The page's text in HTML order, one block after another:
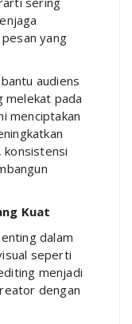
yang
audiens
melekat pada
menciptakan
konsistensi
Kuat
dalam
seperti
menjadi
dengan